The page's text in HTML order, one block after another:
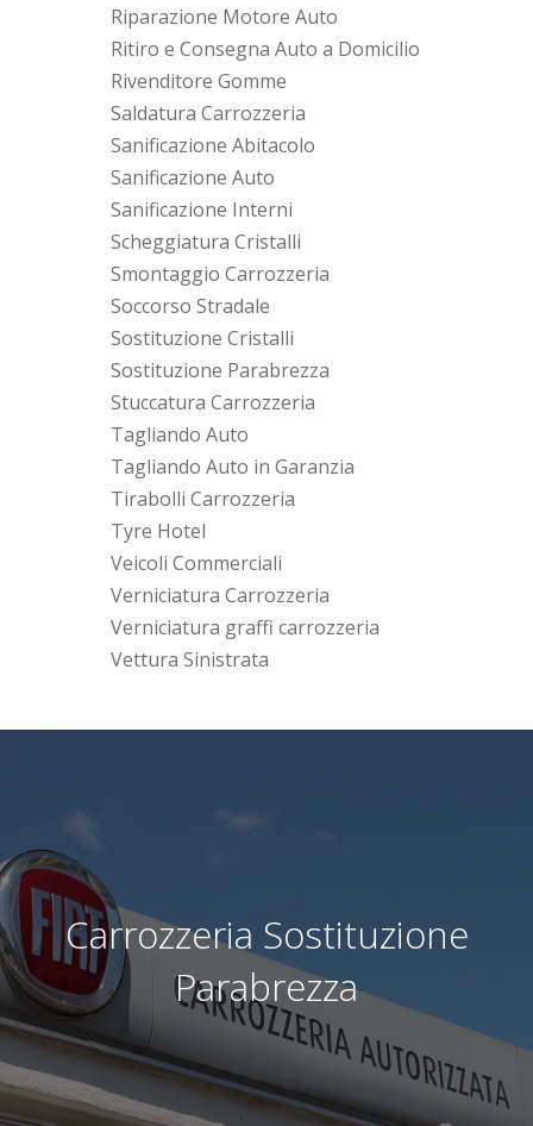
Riparazione Motore Auto
Ritiro e Consegna Auto a Domicilio
Rivenditore Gomme
Saldatura Carrozzeria
Sanificazione Abitacolo
Sanificazione Auto
Sanificazione Interni
Scheggiatura Cristalli
Smontaggio Carrozzeria
Soccorso Stradale
Sostituzione Cristalli
Sostituzione Parabrezza
Stuccatura Carrozzeria
Tagliando Auto
Tagliando Auto in Garanzia
Tirabolli Carrozzeria
Tyre Hotel
Veicoli Commerciali
Verniciatura Carrozzeria
Verniciatura graffi carrozzeria
Vettura Sinistrata
Carrozzeria Sostituzione
Parabrezza